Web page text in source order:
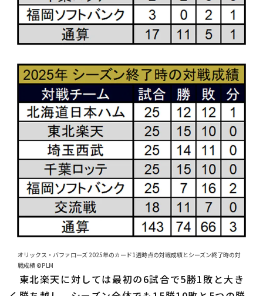
オリックス・バファローズ 2025年のカード1週時点の対戦成績とシーズン終了時の対
戦成績 ©PLM
東北楽天に対しては最初の6試合で5勝1敗と大き